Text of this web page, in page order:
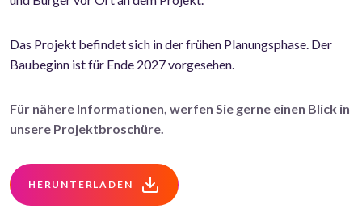
Das Projekt befindet sich in der frühen Planungsphase. Der
Baubeginn ist für Ende 2027 vorgesehen.
Für nähere Informationen, werfen Sie gerne einen Blick in
unsere Projektbroschüre.
HERUNTERLADEN